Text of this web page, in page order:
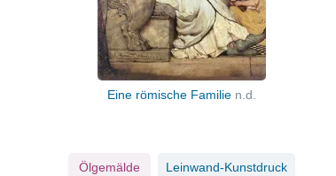
Eine römische Familie n.d.
Ölgemälde
Leinwand-Kunstdruck